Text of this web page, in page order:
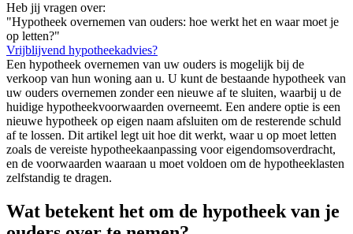
Heb jij vragen over:
"Hypotheek overnemen van ouders: hoe werkt het en waar moet je
op letten?"
Vrijblijvend hypotheekadvies?
Een hypotheek overnemen van uw ouders is mogelijk bij de
verkoop van hun woning aan u. U kunt de bestaande hypotheek van
uw ouders overnemen zonder een nieuwe af te sluiten, waarbij u de
huidige hypotheekvoorwaarden overneemt. Een andere optie is een
nieuwe hypotheek op eigen naam afsluiten om de resterende schuld
af te lossen. Dit artikel legt uit hoe dit werkt, waar u op moet letten
zoals de vereiste hypotheekaanpassing voor eigendomsoverdracht,
en de voorwaarden waaraan u moet voldoen om de hypotheeklasten
zelfstandig te dragen.
Wat betekent het om de hypotheek van je